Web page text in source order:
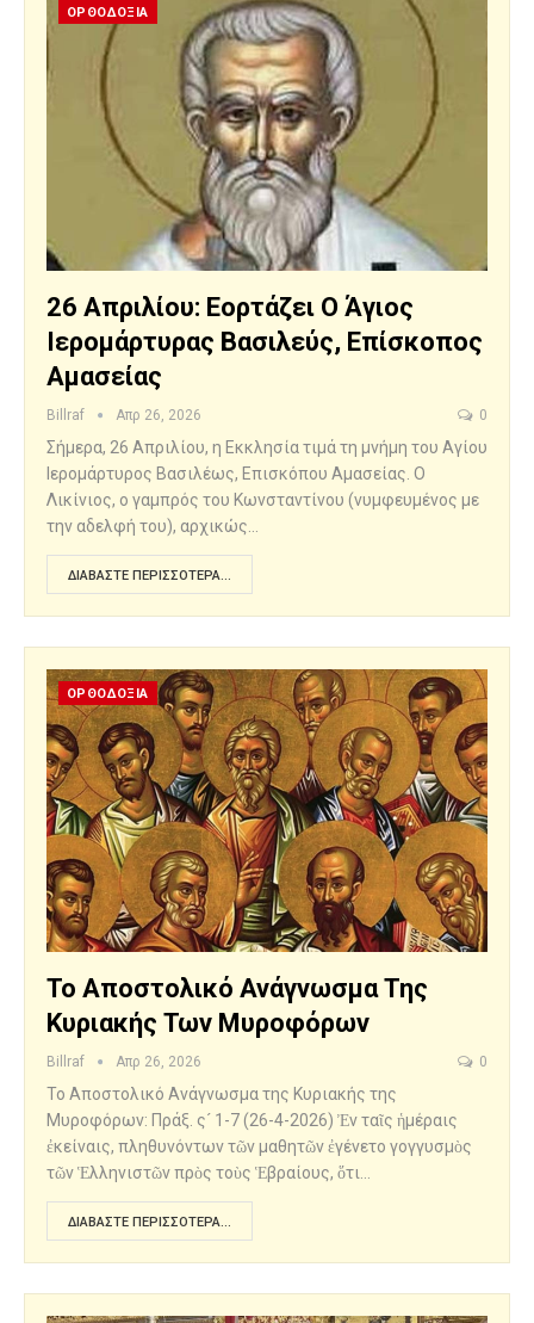
ΟΡΘΟΔΟΞΙΑ
26 Απριλίου: Εορτάζει Ο Άγιος
Ιερομάρτυρας Βασιλεύς, Επίσκοπος
Αμασείας
Billraf Απρ 26, 2026 0
Σήμερα, 26 Απριλίου, η Εκκλησία τιμά τη μνήμη του Αγίου
Ιερομάρτυρος Βασιλέως, Επισκόπου Αμασείας. Ο
Λικίνιος, ο γαμπρός του Κωνσταντίνου (νυμφευμένος με
την αδελφή του), αρχικώς…
ΔΙΑΒΆΣΤΕ ΠΕΡΙΣΣΌΤΕΡΑ...
ΟΡΘΟΔΟΞΙΑ
Το Αποστολικό Ανάγνωσμα Της
Κυριακής Των Μυροφόρων
Billraf Απρ 26, 2026 0
Το Αποστολικό Ανάγνωσμα της Κυριακής της
Μυροφόρων: Πράξ. ς´ 1-7 (26-4-2026) Ἐν ταῖς ἡμέραις
ἐκείναις, πληθυνόντων τῶν μαθητῶν ἐγένετο γογγυσμὸς
τῶν Ἑλληνιστῶν πρὸς τοὺς Ἑβραίους, ὅτι…
ΔΙΑΒΆΣΤΕ ΠΕΡΙΣΣΌΤΕΡΑ...